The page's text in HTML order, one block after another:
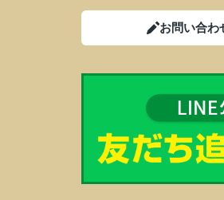
お問い合わ